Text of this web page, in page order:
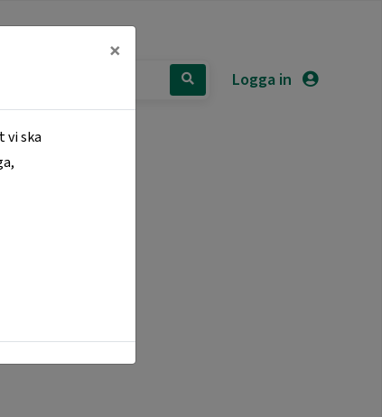
Logga in
OSS
×
vi ska